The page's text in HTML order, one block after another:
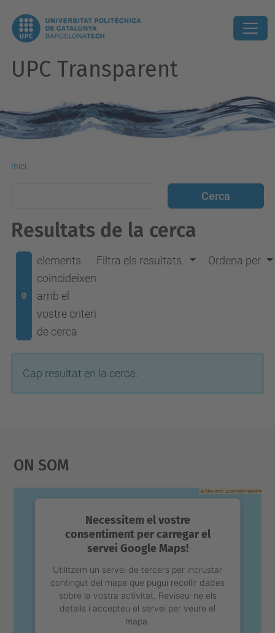
UPC Transparent
Inici
Resultats de la cerca
0
elements
coincideixen
amb el
vostre criteri
de cerca
Filtra els resultats. Ordena per
Cap resultat en la cerca.
On Som
Necessitem el vostre
consentiment per carregar el
servei Google Maps!
Utilitzem un servei de tercers per incrustar
contingut del mapa que pugui recollir dades
sobre la vostra activitat. Reviseu-ne els
detalls i accepteu el servei per veure el
mapa.